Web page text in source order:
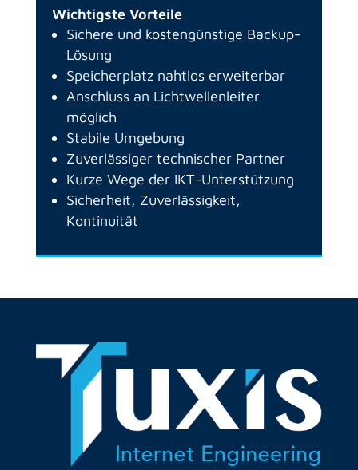
Wichtigste Vorteile
Sichere und kostengünstige Backup-
Lösung
Speicherplatz nahtlos erweiterbar
Anschluss an Lichtwellenleiter
möglich
Stabile Umgebung
Zuverlässiger technischer Partner
Kurze Wege der IKT-Unterstützung
Sicherheit, Zuverlässigkeit,
Kontinuität